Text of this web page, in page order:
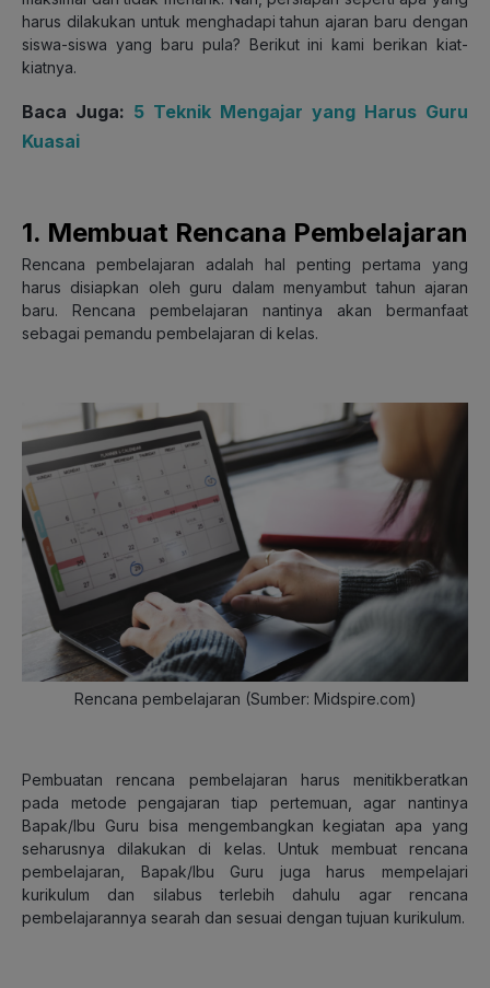
harus dilakukan untuk menghadapi tahun ajaran baru dengan
siswa-siswa yang baru pula? Berikut ini kami berikan kiat-
kiatnya.
Baca Juga: 5 Teknik Mengajar yang Harus Guru
Kuasai
1. Membuat Rencana Pembelajaran
Rencana pembelajaran adalah hal penting pertama yang
harus disiapkan oleh guru dalam menyambut tahun ajaran
baru. Rencana pembelajaran nantinya akan bermanfaat
sebagai pemandu pembelajaran di kelas.
Rencana pembelajaran (Sumber: Midspire.com)
Pembuatan rencana pembelajaran harus menitikberatkan
pada metode pengajaran tiap pertemuan, agar nantinya
Bapak/Ibu Guru bisa mengembangkan kegiatan apa yang
seharusnya dilakukan di kelas. Untuk membuat rencana
pembelajaran, Bapak/Ibu Guru juga harus mempelajari
kurikulum dan silabus terlebih dahulu agar rencana
pembelajarannya searah dan sesuai dengan tujuan kurikulum.